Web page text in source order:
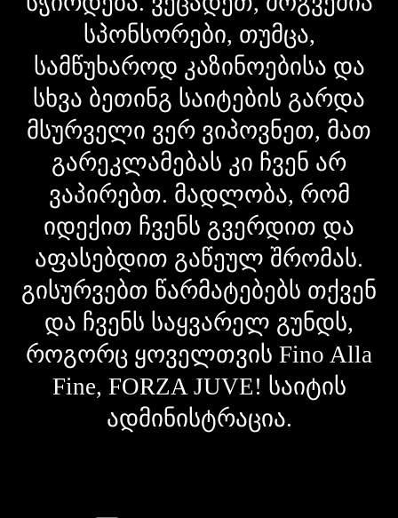
სპონსორები, თუმცა,
სამწუხაროდ კაზინოებისა და
სხვა ბეთინგ საიტების გარდა
მსურველი ვერ ვიპოვნეთ, მათ
გარეკლამებას კი ჩვენ არ
ვაპირებთ. მადლობა, რომ
იდექით ჩვენს გვერდით და
აფასებდით გაწეულ შრომას.
გისურვებთ წარმატებებს თქვენ
და ჩვენს საყვარელ გუნდს,
როგორც ყოველთვის Fino Alla
Fine, FORZA JUVE! საიტის
ადმინისტრაცია.